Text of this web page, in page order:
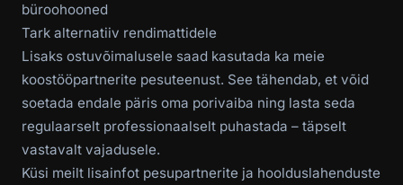
büroohooned
Tark alternatiiv rendimattidele
Lisaks ostuvõimalusele saad kasutada ka meie
koostööpartnerite pesuteenust. See tähendab, et võid
soetada endale päris oma porivaiba ning lasta seda
regulaarselt professionaalselt puhastada – täpselt
vastavalt vajadusele.
Küsi meilt lisainfot pesupartnerite ja hoolduslahenduste